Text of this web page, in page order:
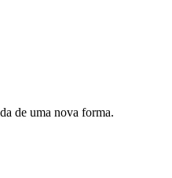
de uma nova forma.